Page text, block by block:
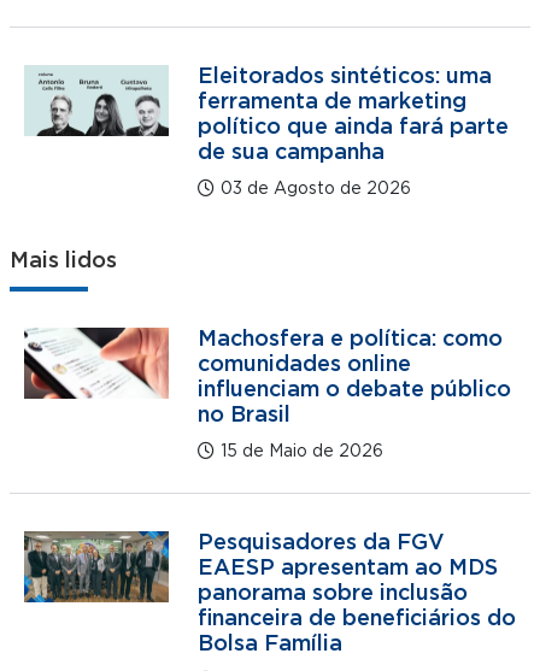
Eleitorados sintéticos: uma
ferramenta de marketing
político que ainda fará parte
de sua campanha
03 de Agosto de 2026
Mais lidos
Machosfera e política: como
comunidades online
influenciam o debate público
no Brasil
15 de Maio de 2026
Pesquisadores da FGV
EAESP apresentam ao MDS
panorama sobre inclusão
financeira de beneficiários do
Bolsa Família